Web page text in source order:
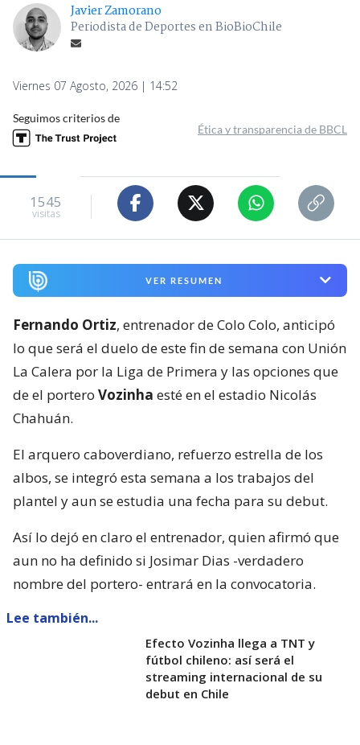
Javier Zamorano
Periodista de Deportes en BioBioChile
Viernes 07 Agosto, 2026 | 14:52
Seguimos criterios de
Ética y transparencia de BBCL
1545
visitas
VER RESUMEN
Fernando Ortiz, entrenador de Colo Colo, anticipó
lo que será el duelo de este fin de semana con Unión
La Calera por la Liga de Primera y las opciones que
de el portero Vozinha esté en el estadio Nicolás
Chahuán.
El arquero caboverdiano, refuerzo estrella de los
albos, se integró esta semana a los trabajos del
plantel y aun se estudia una fecha para su debut.
Así lo dejó en claro el entrenador, quien afirmó que
aun no ha definido si Josimar Dias -verdadero
nombre del portero- entrará en la convocatoria.
Lee también...
Efecto Vozinha llega a TNT y
fútbol chileno: así será el
streaming internacional de su
debut en Chile